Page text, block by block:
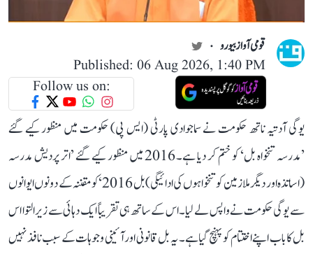
قومی آواز بیورو
Published: 06 Aug 2026, 1:40 PM
Follow us on:
یوگی آدتیہ ناتھ حکومت نے سماجوادی پارٹی (ایس پی) حکومت میں منظور کیے گئے
’مدرسہ تنخواہ بل‘ کو ختم کر دیا ہے۔ 2016 میں منظور کیے گئے ’اتر پردیش مدرسہ
(اساتذہ اور دیگر ملازمین کو تنخواہوں کی ادائیگی) بل 2016‘ کو مقننہ کے دونوں ایوانوں
سے یوگی حکومت نے واپس لے لیا۔ اس کے ساتھ ہی تقریباً ایک دہائی سے زیر التوا اس
بل کا باب اپنے اختتام کو پہنچ گیا ہے۔ یہ بل قانونی اور آئینی وجوہات کے سبب نافذ نہیں